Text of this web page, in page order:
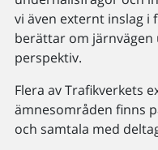
vi även externt inslag i
berättar om
perspektiv.
Flera av Trafikverkets
ämnesområden finns
och samtala med